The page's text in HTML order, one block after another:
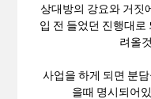
상대방의 강요와 거짓
입 전 들었던 진행대로
려올
사업을 하게 되면 분
을때 명시되어